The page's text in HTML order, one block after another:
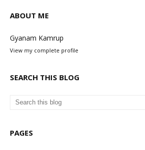
ABOUT ME
Gyanam Kamrup
View my complete profile
SEARCH THIS BLOG
PAGES